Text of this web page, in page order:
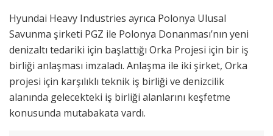
Hyundai Heavy Industries ayrıca Polonya Ulusal
Savunma şirketi PGZ ile Polonya Donanması’nın yeni
denizaltı tedariki için başlattığı Orka Projesi için bir iş
birliği anlaşması imzaladı. Anlaşma ile iki şirket, Orka
projesi için karşılıklı teknik iş birliği ve denizcilik
alanında gelecekteki iş birliği alanlarını keşfetme
konusunda mutabakata vardı.